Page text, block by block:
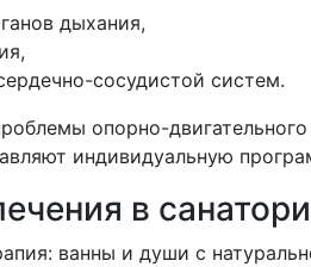
дыхания,
сосудистой систем.
опорно-
индивидуальную
в
ванны и души с